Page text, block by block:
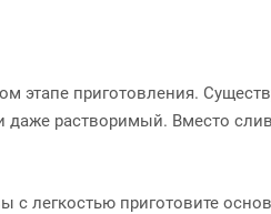
этапе приготовления.
даже растворимый. Вместо
с легкостью приготовите